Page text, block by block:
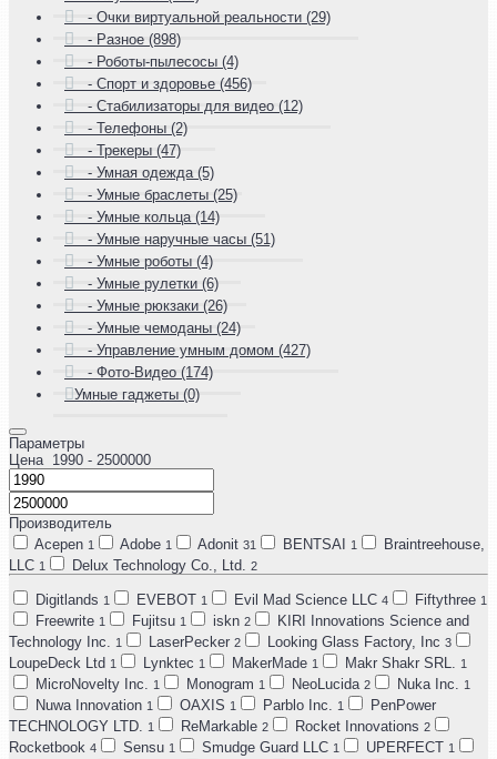
- Очки виртуальной реальности (29)
- Разное (898)
- Роботы-пылесосы (4)
- Спорт и здоровье (456)
- Стабилизаторы для видео (12)
- Телефоны (2)
- Трекеры (47)
- Умная одежда (5)
- Умные браслеты (25)
- Умные кольца (14)
- Умные наручные часы (51)
- Умные роботы (4)
- Умные рулетки (6)
- Умные рюкзаки (26)
- Умные чемоданы (24)
- Управление умным домом (427)
- Фото-Видео (174)
Умные гаджеты (0)
Параметры
Цена 1990 - 2500000
Производитель
Acepen 1 Adobe 1 Adonit 31 BENTSAI 1
Braintreehouse,
LLC 1 Delux Technology Co., Ltd. 2
Digitlands 1 EVEBOT 1 Evil Mad Science LLC 4 Fiftythree 1
Freewrite 1 Fujitsu 1 iskn 2
KIRI Innovations Science and
Technology Inc. 1 LaserPecker 2 Looking Glass Factory, Inc 3
LoupeDeck Ltd 1 Lynktec 1 MakerMade 1 Makr Shakr SRL. 1
MicroNovelty Inc. 1 Monogram 1 NeoLucida 2 Nuka Inc. 1
Nuwa Innovation 1 OAXIS 1 Parblo Inc. 1
PenPower
TECHNOLOGY LTD. 1 ReMarkable 2 Rocket Innovations 2
Rocketbook 4 Sensu 1 Smudge Guard LLC 1 UPERFECT 1